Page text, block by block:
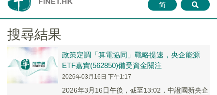
简
搜尋結果
政策定調「算電協同」戰略提速，央企能源
ETF嘉實(562850)備受資金關注
2026年03月16日 下午1:17
2026年3月16日午後，截至13:02，中證國新央企